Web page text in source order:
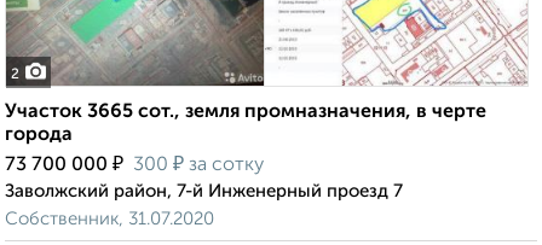
2
Участок 3665 сот., земля промназначения, в черте
города
73 700 000 ₽ 300 ₽ за сотку
Заволжский район, 7-й Инженерный проезд 7
Собственник, 31.07.2020